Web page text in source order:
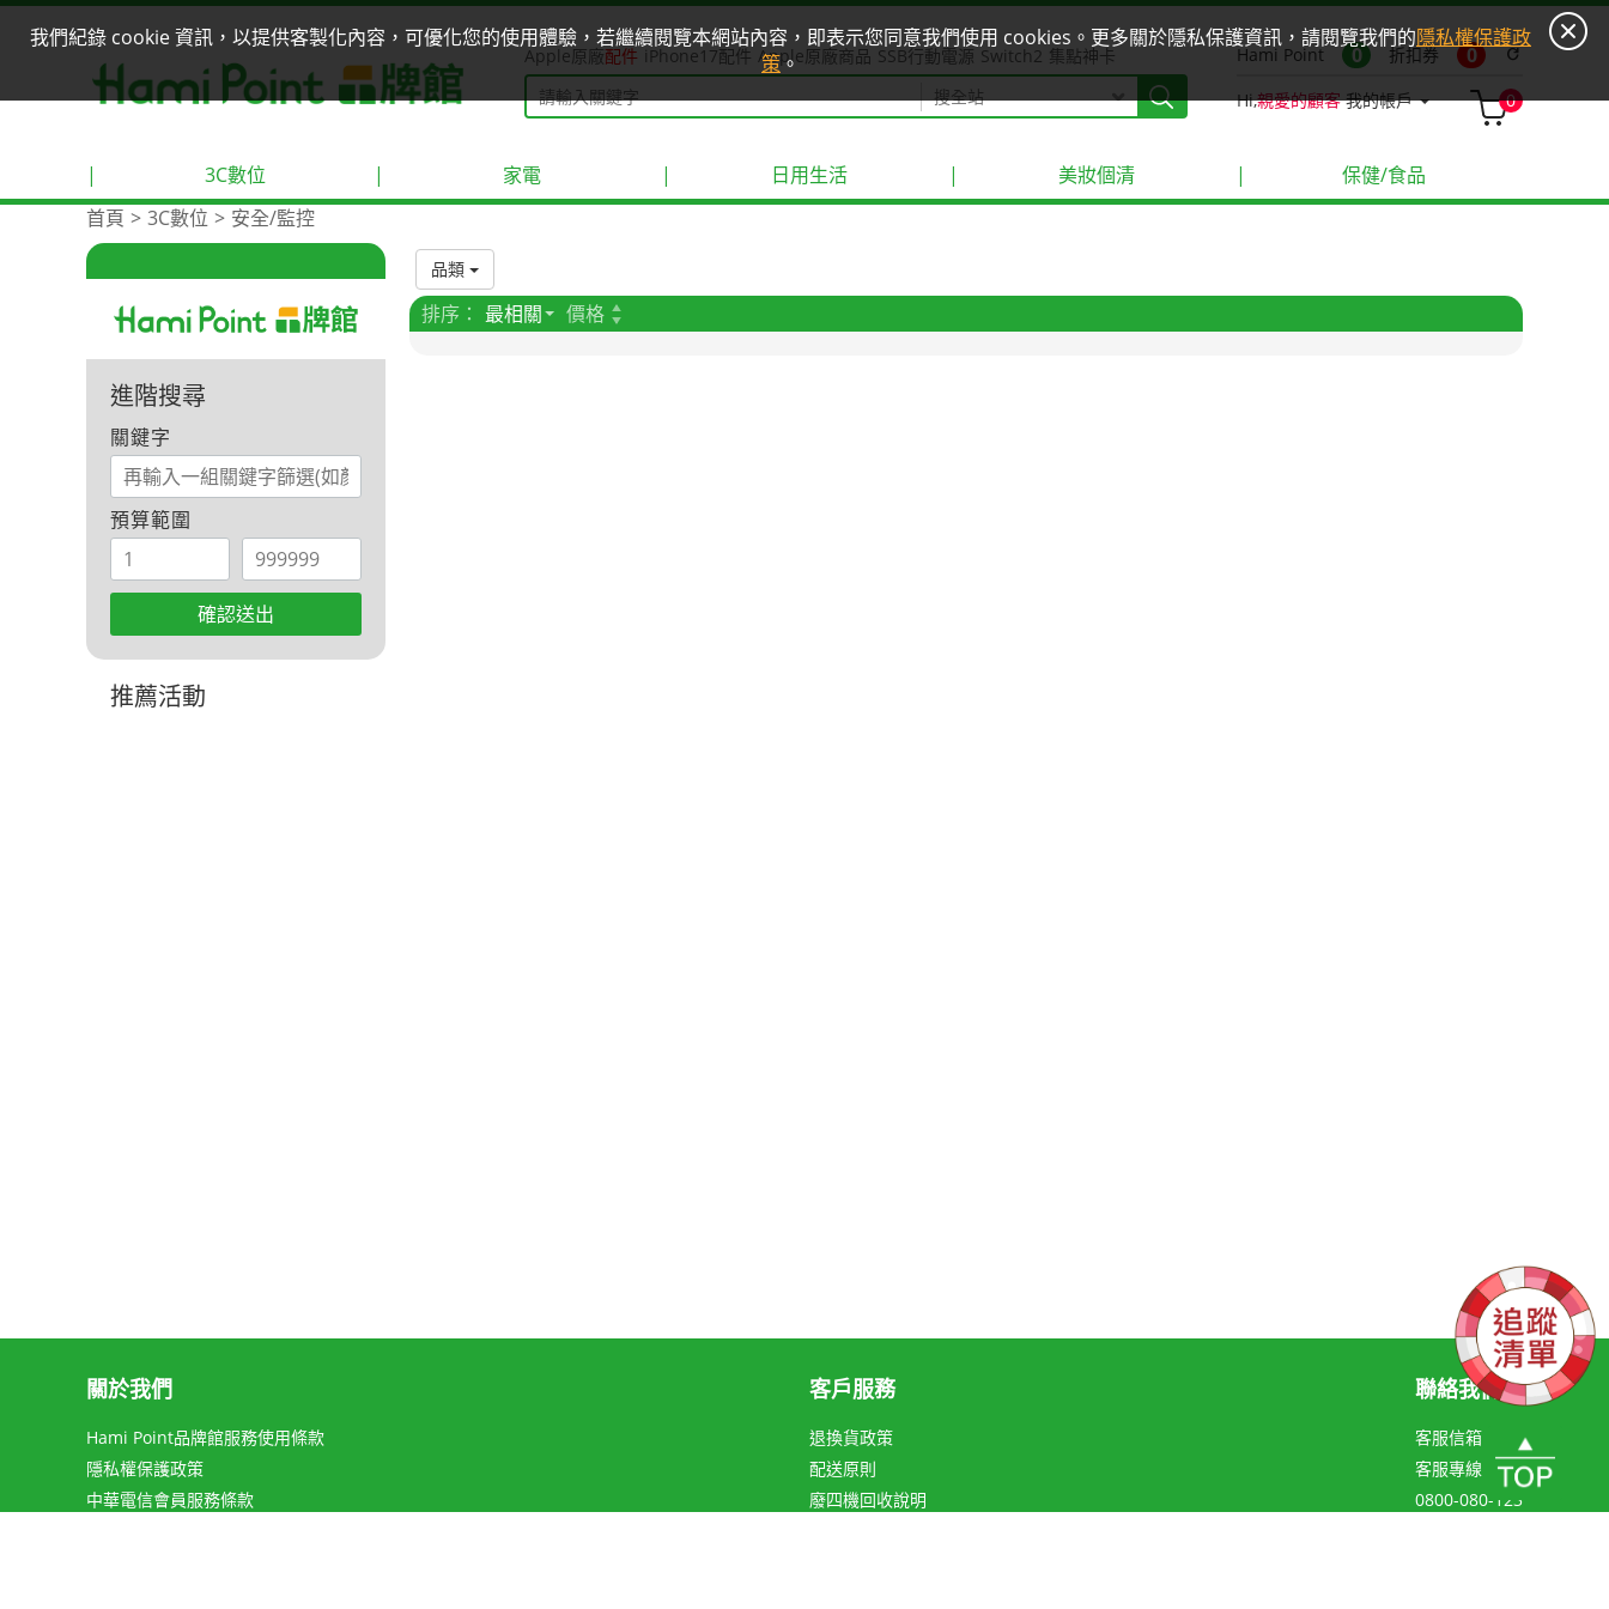
我們紀錄 cookie 資訊，以提供客製化內容，可優化您的使用體驗，若繼續閱覽本網站內容，即表示您同意我們使用 cookies。更多關於隱私保護資訊，請閱覽我們的隱私權保護政
策。
Apple原廠配件 iPhone17配件 Apple原廠商品 SSB行動電源 Switch2 集點神卡 Hami Point 0 折扣券 0 refresh
Hi,親愛的顧客 我的帳戶 0
| 3C數位 | 家電 | 日用生活 | 美妝個清 |
保健/食品
首頁
3C數位 安全/監控
進階搜尋
關鍵字
預算範圍
確認送出
推薦活動
品類
排序： 最相關 價格
關於我們
Hami Point品牌館服務使用條款
隱私權保護政策
中華電信會員服務條款
客戶服務
退換貨政策
配送原則
廢四機回收說明
聯絡我們
客服信箱
客服專線
0800-080-123